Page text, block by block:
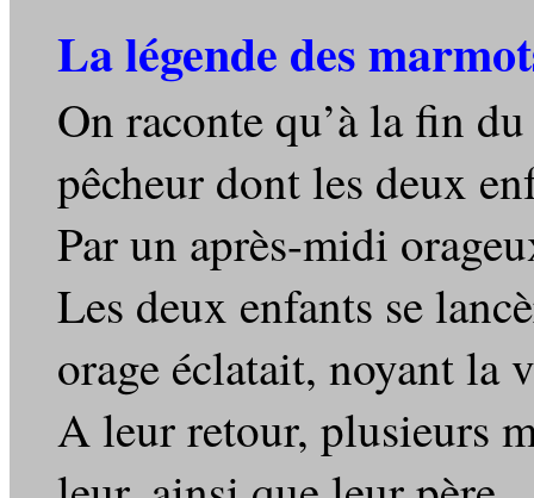
La légende des
On raconte qu’à la fin
pêcheur dont les deux
Par un après-midi
Les deux enfants se
orage éclatait, noyant la
A leur retour, plusieurs